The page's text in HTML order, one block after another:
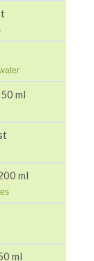
ml
ml
ml